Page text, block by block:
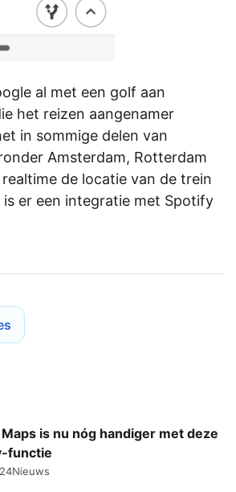
al met een golf aan
het reizen aangenamer
in sommige delen van
Amsterdam, Rotterdam
de locatie van de trein
is er een integratie met Spotify
is nu nóg handiger met deze
functie
Nieuws